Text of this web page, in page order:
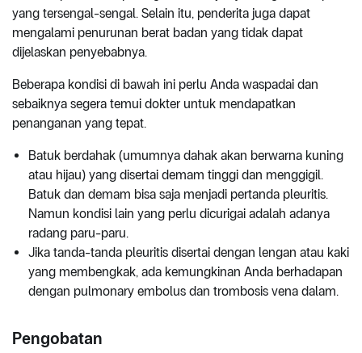
yang tersengal-sengal. Selain itu, penderita juga dapat
mengalami penurunan berat badan yang tidak dapat
dijelaskan penyebabnya.
Beberapa kondisi di bawah ini perlu Anda waspadai dan
sebaiknya segera temui dokter untuk mendapatkan
penanganan yang tepat.
Batuk berdahak (umumnya dahak akan berwarna kuning
atau hijau) yang disertai demam tinggi dan menggigil.
Batuk dan demam bisa saja menjadi pertanda pleuritis.
Namun kondisi lain yang perlu dicurigai adalah adanya
radang paru-paru.
Jika tanda-tanda pleuritis disertai dengan lengan atau kaki
yang membengkak, ada kemungkinan Anda berhadapan
dengan pulmonary embolus dan trombosis vena dalam.
Pengobatan